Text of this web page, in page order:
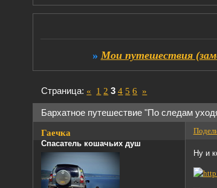
» Мои путешествия
Бархатное путешествие "По следам
Страница: « 1 2 3 4 5 6 »
Гаечка
Спасатель кошачьих душ
Ну и